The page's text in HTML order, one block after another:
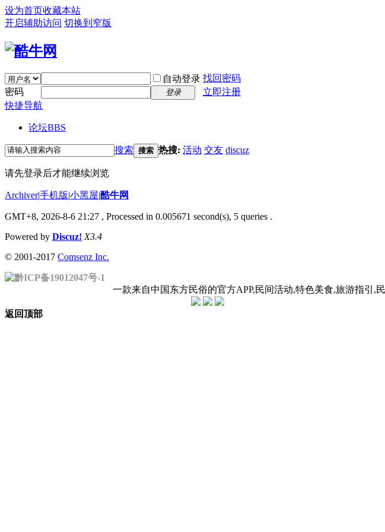
设为首页收藏本站
开启辅助访问 切换到窄版
自动登录 找回密码
密码
登录
立即注册
快捷导航
论坛BBS
搜索 搜索 热搜: 活动 交友 discuz
请先登录后才能继续浏览
Archiver|手机版|小黑屋|酷牛网
GMT+8, 2026-8-6 21:27 , Processed in 0.005671 second(s), 5 queries .
Powered by Discuz! X3.4
© 2001-2017 Comsenz Inc.
黔ICP备19012047号-1
一款来自中国东方民俗的官方APP,民间活动,特色美食,旅游指引,
返回顶部